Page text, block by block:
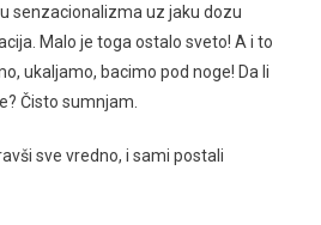
senzacionalizma uz jaku dozu
Malo je toga ostalo sveto! A i to
ukaljamo, bacimo pod noge! Da li
Čisto sumnjam.
sve vredno, i sami postali